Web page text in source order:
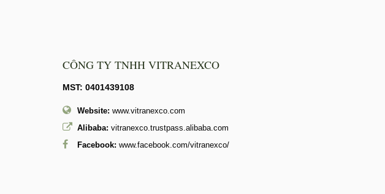
CÔNG TY TNHH VITRANEXCO
MST: 0401439108
Website: www.vitranexco.com
Alibaba: vitranexco.trustpass.alibaba.com
Facebook: www.facebook.com/vitranexco/